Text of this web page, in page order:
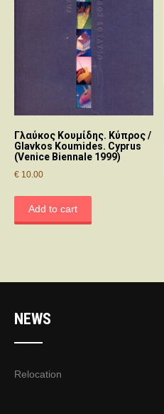
Γλαύκος Κουμίδης. Κύπρος /
Glavkos Koumides. Cyprus
(Venice Biennale 1999)
€ 10.00
Add to cart
NEWS
Relocation